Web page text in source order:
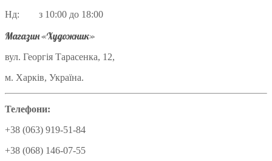
Нд: з 10:00 до 18:00
Магазин «Художник»
вул. Георгія Тарасенка, 12,
м. Харків, Україна.
Телефони:
+38 (063) 919-51-84
+38 (068) 146-07-55